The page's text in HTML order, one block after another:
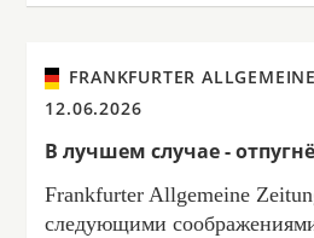
FRANKFURTER
12.06.2026
В лучшем случае -
Frankfurter Allgemeine
следующими